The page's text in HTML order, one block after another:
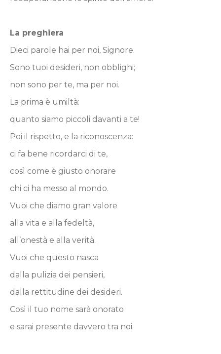
La preghiera
Dieci parole hai per noi, Signore.
Sono tuoi desideri, non obblighi;
non sono per te, ma per noi.
La prima è umiltà:
quanto siamo piccoli davanti a te!
Poi il rispetto, e la riconoscenza:
ci fa bene ricordarci di te,
così come è giusto onorare
chi ci ha messo al mondo.
Vuoi che diamo gran valore
alla vita e alla fedeltà,
all’onestà e alla verità.
Vuoi che questo nasca
dalla pulizia dei pensieri,
dalla rettitudine dei desideri.
Così il tuo nome sarà onorato
e sarai presente davvero tra noi.